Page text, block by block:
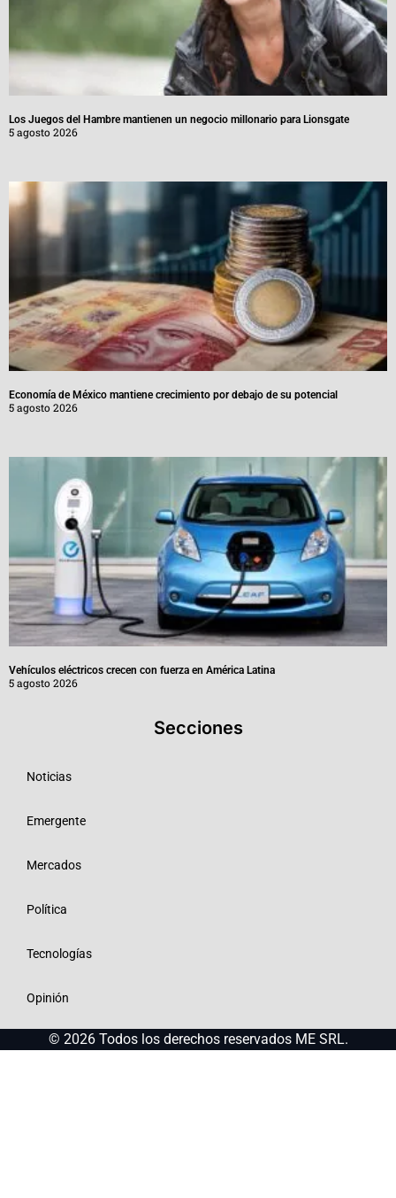
Los Juegos del Hambre mantienen un negocio millonario para Lionsgate
5 agosto 2026
Economía de México mantiene crecimiento por debajo de su potencial
5 agosto 2026
Vehículos eléctricos crecen con fuerza en América Latina
5 agosto 2026
Secciones
Noticias
Emergente
Mercados
Política
Tecnologías
Opinión
© 2026 Todos los derechos reservados ME SRL.